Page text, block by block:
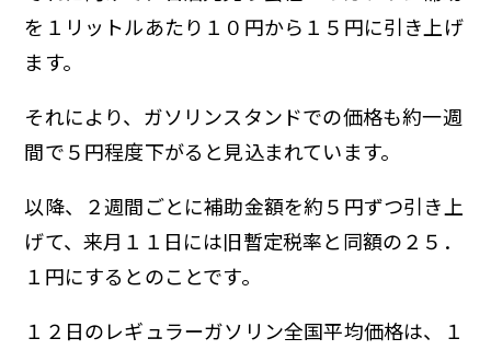
を１リットルあたり１０円から１５円に引き上げ
ます。
それにより、ガソリンスタンドでの価格も約一週
間で５円程度下がると見込まれています。
以降、２週間ごとに補助金額を約５円ずつ引き上
げて、来月１１日には旧暫定税率と同額の２５．
１円にするとのことです。
１２日のレギュラーガソリン全国平均価格は、１